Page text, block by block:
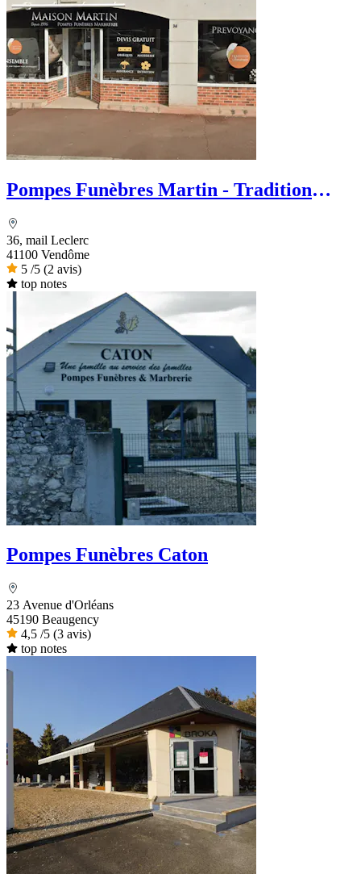
Pompes Funèbres Martin - Tradition
36, mail Leclerc
41100 Vendôme
5 /5 (2 avis)
top notes
Pompes Funèbres Caton
23 Avenue d'Orléans
45190 Beaugency
4,5 /5 (3 avis)
top notes